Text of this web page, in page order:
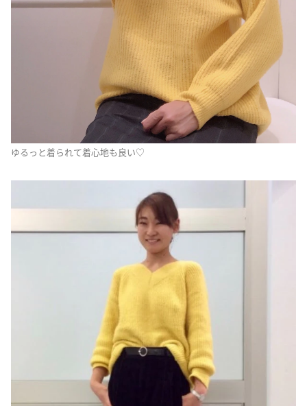
ゆるっと着られて着心地も良い♡